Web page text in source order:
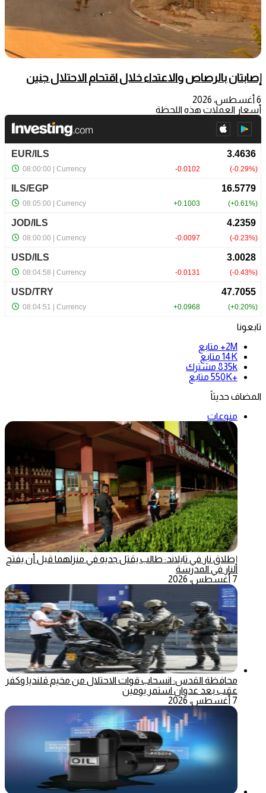
إصابتان بالرصاص والاعتداء خلال اقتحام الاحتلال جنين
6 أغسطس، 2026
أسعار العملات هذه اللحظة
تابعونا
2M+
متابع
14K متابع
835k مشترك
+550K
متابع
المضاف حديثاً
منوعات
إطلاق نار في تايلاند: طالب يقتل جديه في منزلهما قبل أن يفتح
النار في المدرسة
7 أغسطس، 2026
محافظة القدس: انسحاب قوات الاحتلال من مخيم قلنديا وكفر
عقب بعد عدوان استمر يومين
7 أغسطس، 2026